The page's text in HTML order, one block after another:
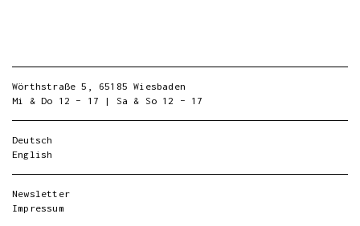
Wörthstraße 5, 65185 Wiesbaden
Mi & Do 12 – 17 | Sa & So 12 – 17
Deutsch
English
Newsletter
Impressum